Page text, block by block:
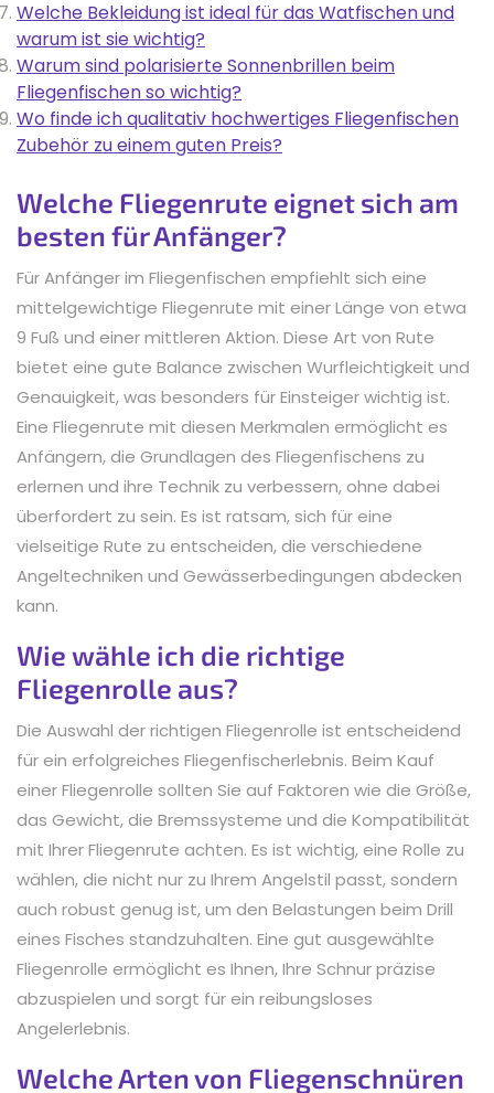
Welche Bekleidung ist ideal für das Watfischen und
warum ist sie wichtig?
Warum sind polarisierte Sonnenbrillen beim
Fliegenfischen so wichtig?
Wo finde ich qualitativ hochwertiges Fliegenfischen
Zubehör zu einem guten Preis?
Welche Fliegenrute eignet sich am
besten für Anfänger?
Für Anfänger im Fliegenfischen empfiehlt sich eine
mittelgewichtige Fliegenrute mit einer Länge von etwa
9 Fuß und einer mittleren Aktion. Diese Art von Rute
bietet eine gute Balance zwischen Wurfleichtigkeit und
Genauigkeit, was besonders für Einsteiger wichtig ist.
Eine Fliegenrute mit diesen Merkmalen ermöglicht es
Anfängern, die Grundlagen des Fliegenfischens zu
erlernen und ihre Technik zu verbessern, ohne dabei
überfordert zu sein. Es ist ratsam, sich für eine
vielseitige Rute zu entscheiden, die verschiedene
Angeltechniken und Gewässerbedingungen abdecken
kann.
Wie wähle ich die richtige
Fliegenrolle aus?
Die Auswahl der richtigen Fliegenrolle ist entscheidend
für ein erfolgreiches Fliegenfischerlebnis. Beim Kauf
einer Fliegenrolle sollten Sie auf Faktoren wie die Größe,
das Gewicht, die Bremssysteme und die Kompatibilität
mit Ihrer Fliegenrute achten. Es ist wichtig, eine Rolle zu
wählen, die nicht nur zu Ihrem Angelstil passt, sondern
auch robust genug ist, um den Belastungen beim Drill
eines Fisches standzuhalten. Eine gut ausgewählte
Fliegenrolle ermöglicht es Ihnen, Ihre Schnur präzise
abzuspielen und sorgt für ein reibungsloses
Angelerlebnis.
Welche Arten von Fliegenschnüren